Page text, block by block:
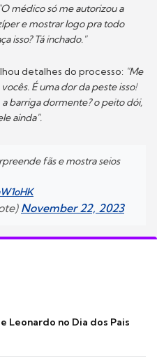
"O médico só me autorizou a
e mostrar logo pra todo
isso? Tá inchado."
detalhes do processo: "Me
É uma dor da peste isso!
barriga dormente? o peito dói,
ainda".
fãs e mostra seios
November 22, 2023
Leonardo no Dia dos Pais